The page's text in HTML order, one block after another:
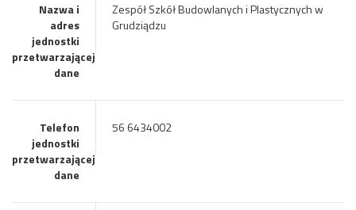
Nazwa i
adres
jednostki
przetwarzającej
dane
Zespół Szkół Budowlanych i Plastycznych w
Grudziądzu
Telefon
jednostki
przetwarzającej
dane
56 6434002